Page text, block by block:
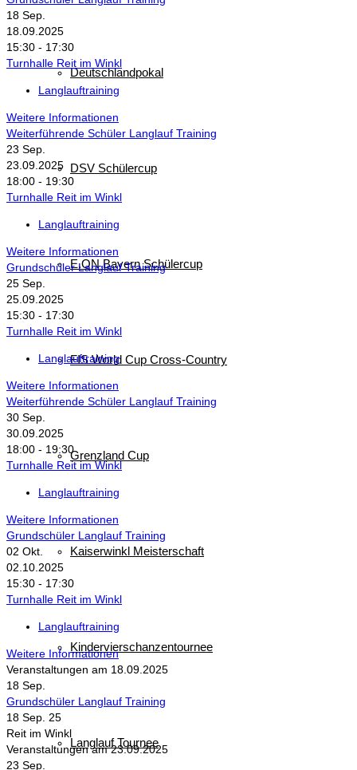
Deutschlandpokal
DSV Schülercup
E.ON Bayern Schülercup
FIS World Cup Cross-Country
Grenzland Cup
Kaiserwinkl Meisterschaft
Kindervierschanzentournee
Langlauf Tournee
18 Sep.
18.09.2025
15:30 - 17:30
Turnhalle Reit im Winkl
Langlauftraining
Weitere Informationen
Weiterführende Schüler Langlauf Training
23 Sep.
23.09.2025
18:00 - 19:30
Turnhalle Reit im Winkl
Langlauftraining
Weitere Informationen
Grundschüler Langlauf Training
25 Sep.
25.09.2025
15:30 - 17:30
Turnhalle Reit im Winkl
Langlauftraining
Weitere Informationen
Weiterführende Schüler Langlauf Training
30 Sep.
30.09.2025
18:00 - 19:30
Turnhalle Reit im Winkl
Langlauftraining
Weitere Informationen
Grundschüler Langlauf Training
02 Okt.
02.10.2025
15:30 - 17:30
Turnhalle Reit im Winkl
Langlauftraining
Weitere Informationen
Veranstaltungen am 18.09.2025
18 Sep.
Grundschüler Langlauf Training
18 Sep. 25
Reit im Winkl
Veranstaltungen am 23.09.2025
23 Sep.